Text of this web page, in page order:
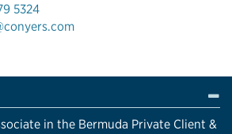
5324
in the Bermuda Private Client &